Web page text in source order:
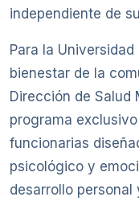
independiente de
Para la Universidad
bienestar de la
Dirección de Salud
programa
funcionarias
psicológico y
desarrollo